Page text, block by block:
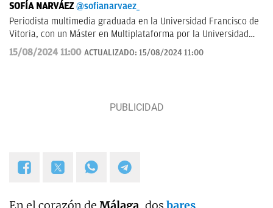
SOFÍA NARVÁEZ @sofianarvaez_
Periodista multimedia graduada en la Universidad Francisco de
Vitoria, con un Máster en Multiplataforma por la Universidad
Loyola. Editora en Lisa News con experiencia en CNN y ABC.
15/08/2024 11:00 ACTUALIZADO: 15/08/2024 11:00